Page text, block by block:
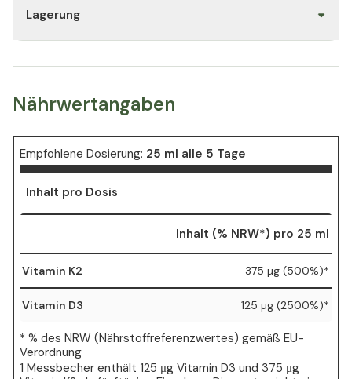
Lagerung
Nährwertangaben
Empfohlene Dosierung: 25 ml alle 5 Tage
Inhalt pro Dosis
Inhalt (% NRW*) pro 25 ml
Vitamin K2 375 µg (500%)*
Vitamin D3 125 µg (2500%)*
* % des NRW (Nährstoffreferenzwertes) gemäß EU-
Verordnung
1 Messbecher enthält 125 μg Vitamin D3 und 375 μg